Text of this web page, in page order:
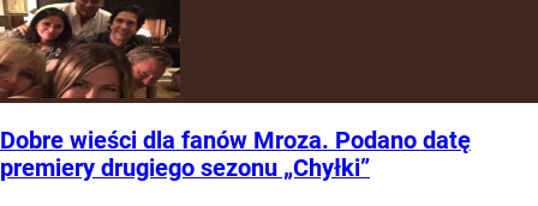
Dobre wieści dla fanów Mroza. Podano datę
premiery drugiego sezonu „Chyłki”